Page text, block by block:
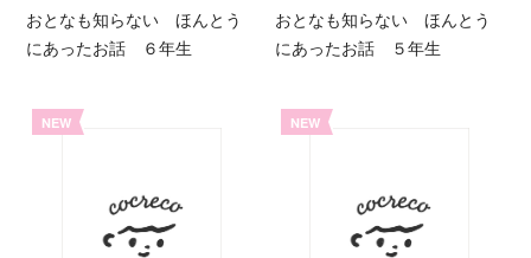
おとなも知らない ほんとう
にあったお話 ６年生
おとなも知らない ほんとう
にあったお話 ５年生
NEW NEW